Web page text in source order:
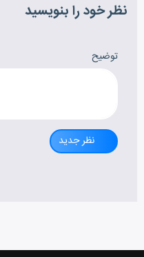
نظر خود را بنویسید
توضیح
نظر جدید